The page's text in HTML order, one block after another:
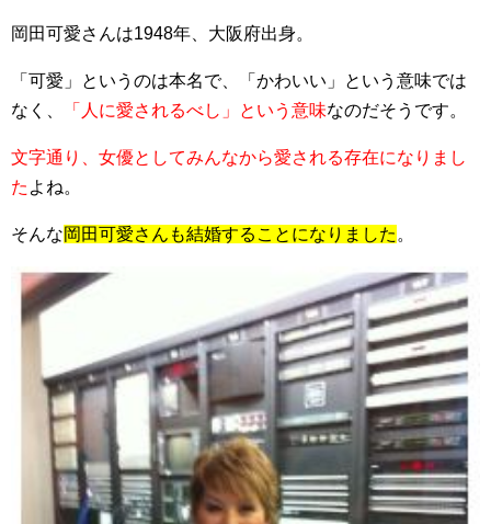
岡田可愛さんは1948年、大阪府出身。
「可愛」というのは本名で、「かわいい」という意味では
なく、
「人に愛されるべし」という意味なのだそうです。
文字通り、女優としてみんなから愛される存在になりまし
た よね。
そんな岡田可愛さんも結婚することになりました 。